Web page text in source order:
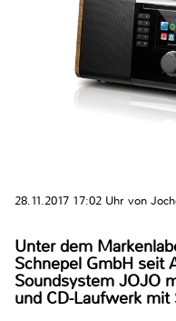
28.11.2017 17:02 Uhr von
Unter dem
Schnepel GmbH seit
Soundsystem JOJO
und CD-Laufwerk mit